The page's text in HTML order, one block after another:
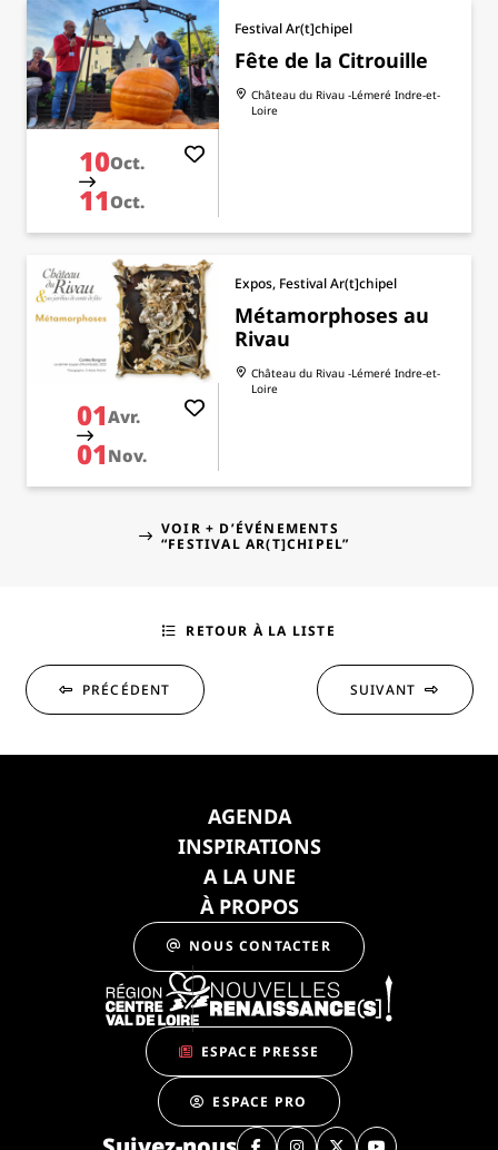
10Oct.
11Oct.
Festival Ar(t]chipel
Fête de la Citrouille
Château du Rivau -LémeréIndre-et-
Loire
01Avr.
01 Nov.
Expos, Festival Ar(t]chipel
Métamorphoses au
Rivau
Château du Rivau -LémeréIndre-et-
Loire
VOIR + D’ÉVÉNEMENTS
“FESTIVAL AR(T]CHIPEL”
PRÉCÉDENT
RETOUR À LA LISTE
SUIVANT
AGENDA
INSPIRATIONS
A LA UNE
À PROPOS
NOUS CONTACTER
ESPACE PRESSE
ESPACE PRO